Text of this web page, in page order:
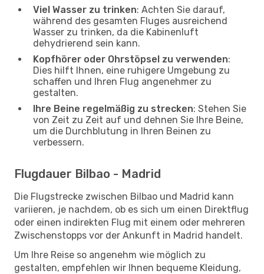
Viel Wasser zu trinken: Achten Sie darauf,
während des gesamten Fluges ausreichend
Wasser zu trinken, da die Kabinenluft
dehydrierend sein kann.
Kopfhörer oder Ohrstöpsel zu verwenden:
Dies hilft Ihnen, eine ruhigere Umgebung zu
schaffen und Ihren Flug angenehmer zu
gestalten.
Ihre Beine regelmäßig zu strecken: Stehen Sie
von Zeit zu Zeit auf und dehnen Sie Ihre Beine,
um die Durchblutung in Ihren Beinen zu
verbessern.
Flugdauer Bilbao - Madrid
Die Flugstrecke zwischen Bilbao und Madrid kann
variieren, je nachdem, ob es sich um einen Direktflug
oder einen indirekten Flug mit einem oder mehreren
Zwischenstopps vor der Ankunft in Madrid handelt.
Um Ihre Reise so angenehm wie möglich zu
gestalten, empfehlen wir Ihnen bequeme Kleidung,